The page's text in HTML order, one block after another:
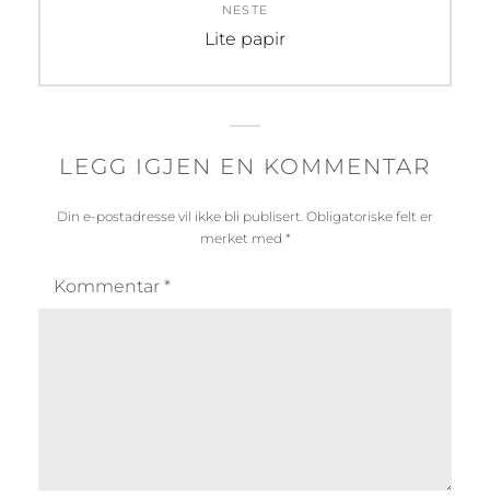
NESTE
Neste
Lite papir
LEGG IGJEN EN KOMMENTAR
Din e-postadresse vil ikke bli publisert. Obligatoriske felt er
merket med *
Kommentar *